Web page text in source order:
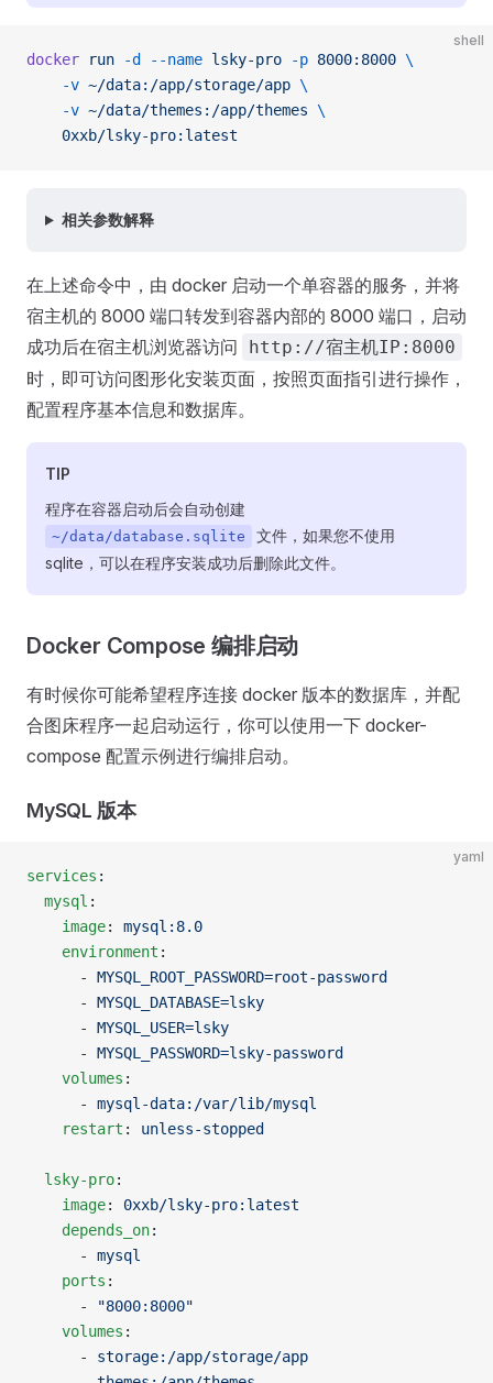
shell
docker run -d --name lsky-pro -p 8000:8000 \
    -v
~/data:/app/storage/app \
    -v
~/data/themes:/app/themes \
    0xxb/lsky-pro:latest
相关参数解释
在上述命令中，由 docker 启动一个单容器的服务，并将
宿主机的 8000 端口转发到容器内部的 8000 端口，启动
成功后在宿主机浏览器访问
http://宿主机IP:8000
时，即可访问图形化安装页面，按照页面指引进行操作，
配置程序基本信息和数据库。
TIP
程序在容器启动后会自动创建
~/data/database.sqlite
文件，如果您不使用
sqlite，可以在程序安装成功后删除此文件。
Docker Compose 编排启动
有时候你可能希望程序连接 docker 版本的数据库，并配
合图床程序一起启动运行，你可以使用一下 docker-
compose 配置示例进行编排启动。
MySQL 版本
yaml
services :
  mysql
:
    image
: mysql:8.0
    environment
:
      -
MYSQL_ROOT_PASSWORD=root-password
      -
MYSQL_DATABASE=lsky
      -
MYSQL_USER=lsky
      -
MYSQL_PASSWORD=lsky-password
    volumes
:
      -
mysql-data:/var/lib/mysql
    restart
: unless-stopped
  lsky-pro
:
    image
: 0xxb/lsky-pro:latest
    depends_on
:
      -
mysql
    ports
:
      -
"8000:8000"
    volumes
:
      -
storage:/app/storage/app